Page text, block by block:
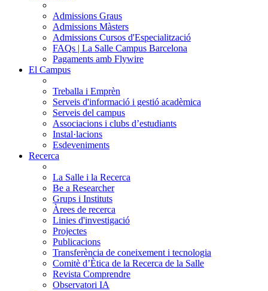
Admissions Graus
Admissions Màsters
Admissions Cursos d'Especialització
FAQs | La Salle Campus Barcelona
Pagaments amb Flywire
El Campus
Treballa i Emprèn
Serveis d'informació i gestió acadèmica
Serveis del campus
Associacions i clubs d’estudiants
Instal·lacions
Esdeveniments
Recerca
La Salle i la Recerca
Be a Researcher
Grups i Instituts
Àrees de recerca
Linies d'investigació
Projectes
Publicacions
Transferència de coneixement i tecnologia
Comitè d’Ètica de la Recerca de la Salle
Revista Comprendre
Observatori IA